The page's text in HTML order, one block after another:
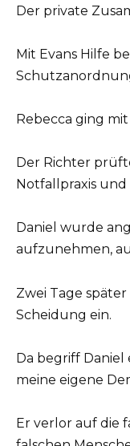
Der private
Mit Evans Hilfe
Rebecca ging mit
Der Richter
Notfallpraxis
Daniel wurde
aufzunehmen,
Zwei Tage
Scheidung ein.
Da begriff Daniel
meine eigene
Er verlor auf die